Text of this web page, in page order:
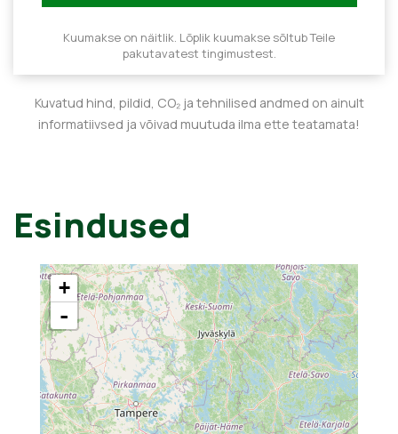
Kuumakse on näitlik. Lõplik kuumakse sõltub Teile
pakutavatest tingimustest.
Kuvatud hind, pildid, CO₂ ja tehnilised andmed on ainult
informatiivsed ja võivad muutuda ilma ette teatamata!
Esindused
+
-